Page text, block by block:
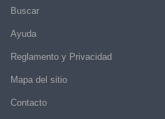
Buscar
Ayuda
Reglamento y Privacidad
Mapa del sitio
Contacto